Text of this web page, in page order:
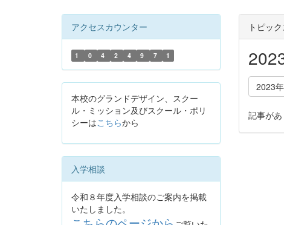
トピック
2023
記事があ
アクセスカウンター
1 0 4 2 4 9 7 1
本校のグランドデザイン、スクー
ル・ミッション及びスクール・ポリ
シーはこちらから
入学相談
令和８年度入学相談のご案内を掲載
いたしました。